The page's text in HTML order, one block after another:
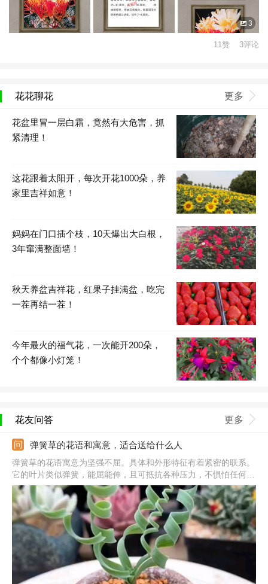
3
11赞 3评论
花花聊花 更多
花盆里冒一层白霜，竟然有大危害，抓
紧清理！
这花跟着太阳开，每次开花1000朵，养
家里吉祥如意！
妈妈在门口插个枝，10天爆出大白根，
3年窜满整面墙！
秋天养盆吉祥花，红果子挂满盆，吃完
一茬再结一茬！
今年最火的福气花，一次能开200朵，
个个都像小灯笼！
花友问答 更多
弹簧草的花语和寓意，适合送给什么人
弹簧草的花语寓意为坚强不屈。具体和外形特征有着紧密的联系。
它的叶片类似弹簧，能屈能伸，且可抵抗各种压力，不惧怕任何困
难。也因此花语寓意很适合将它送给正处在逆境中的朋友，同事，
表示希望他们遇到困难时不要退缩，勇敢面对才行，这也可是给对
方的一种鼓励。另外，也可表达一种赞美之意。